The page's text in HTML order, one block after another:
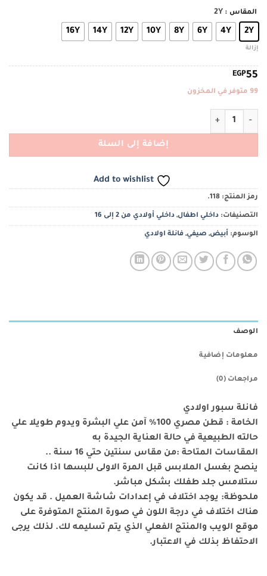
من
المقاس : 2Y
2Y
4Y
6Y
8Y
10Y
12Y
14Y
16Y
إزالة
EGP55
99 متوفر في المخزون
كمية فانله اولادي سبور
إضافة إلى السلة
Add to wishlist
رمز المنتج: 118.
التصنيفات: داخلي اطفال, داخلي أولادي من 2 إلى 16
الوسوم: أبيض, صيفي, فانلة اولادي
الوصف
معلومات إضافية
مراجعات (0)
فانلة سبور اولادي
الخامة : قطن مصري 100% آمن علي البشرة ويدوم طويلا علي
حالته الطبيعية في حالة العناية الجيدة به
المقاسات المتاحة :من مقاس سنتين حتي 16 سنة ..
ينصح بغسل الملابس قبل المرة الاولى للبسها اذا كانت
ستلامس جلد طفلك بشكل مباشر.
ملحوظة: يوجد اختلاف في إعدادات شاشة العميل . قد يكون
هناك اختلاف في درجة اللون في صورة المنتج المتوفرة على
موقع الويب والمنتج الفعلي الذي يتم تسليمه لك. لذلك يرجى
الاحتفاظ بذلك في الاعتبار.